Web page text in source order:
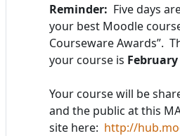
Reminder: Five days
your best Moodle
Courseware Awards”.
your course is
Your course will be
and the public at this
site here: http://